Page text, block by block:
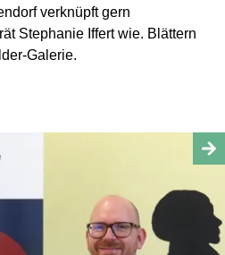
verknüpft gern
Stephanie Iffert wie. Blättern
Galerie.